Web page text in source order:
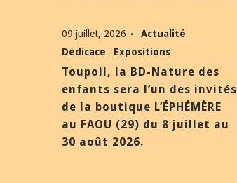
09 juillet, 2026
Actualité
Dédicace
Expositions
Toupoil, la BD-Nature des
enfants sera l’un des invités
de la boutique L’ÉPHÉMÈRE
au FAOU (29) du 8 juillet au
30 août 2026.